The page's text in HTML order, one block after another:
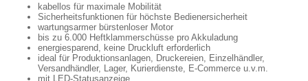
kabellos für maximale Mobilität
Sicherheitsfunktionen für höchste Bedienersicherheit
wartungsarmer bürstenloser Motor
bis zu 6.000 Heftklammerschüsse pro Akkuladung
energiesparend, keine Druckluft erforderlich
ideal für Produktionsanlagen, Druckereien, Einzelhändler,
Versandhändler, Lager, Kurierdienste, E-Commerce u.v.m.
mit LED-Statusanzeige